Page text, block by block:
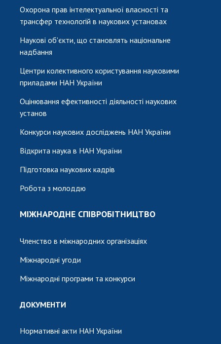
Охорона прав інтелектуальної власності та
трансфер технологій в наукових установах
Наукові об'єкти, що становлять національне
надбання
Центри колективного користування науковими
приладами НАН України
Оцінювання ефективності діяльності наукових
установ
Конкурси наукових досліджень НАН України
Відкрита наука в НАН України
Підготовка наукових кадрів
Робота з молоддю
МІЖНАРОДНЕ СПІВРОБІТНИЦТВО
Членство в міжнародних організаціях
Міжнародні угоди
Міжнародні програми та конкурси
ДОКУМЕНТИ
Нормативні акти НАН України